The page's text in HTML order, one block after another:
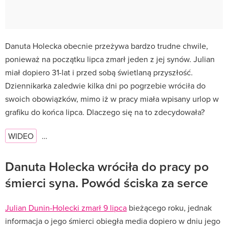
Danuta Holecka obecnie przeżywa bardzo trudne chwile,
ponieważ na początku lipca zmarł jeden z jej synów. Julian
miał dopiero 31-lat i przed sobą świetlaną przyszłość.
Dziennikarka zaledwie kilka dni po pogrzebie wróciła do
swoich obowiązków, mimo iż w pracy miała wpisany urlop w
grafiku do końca lipca. Dlaczego się na to zdecydowała?
WIDEO …
Danuta Holecka wróciła do pracy po
śmierci syna. Powód ściska za serce
Julian Dunin-Holecki zmarł 9 lipca bieżącego roku, jednak
informacja o jego śmierci obiegła media dopiero w dniu jego